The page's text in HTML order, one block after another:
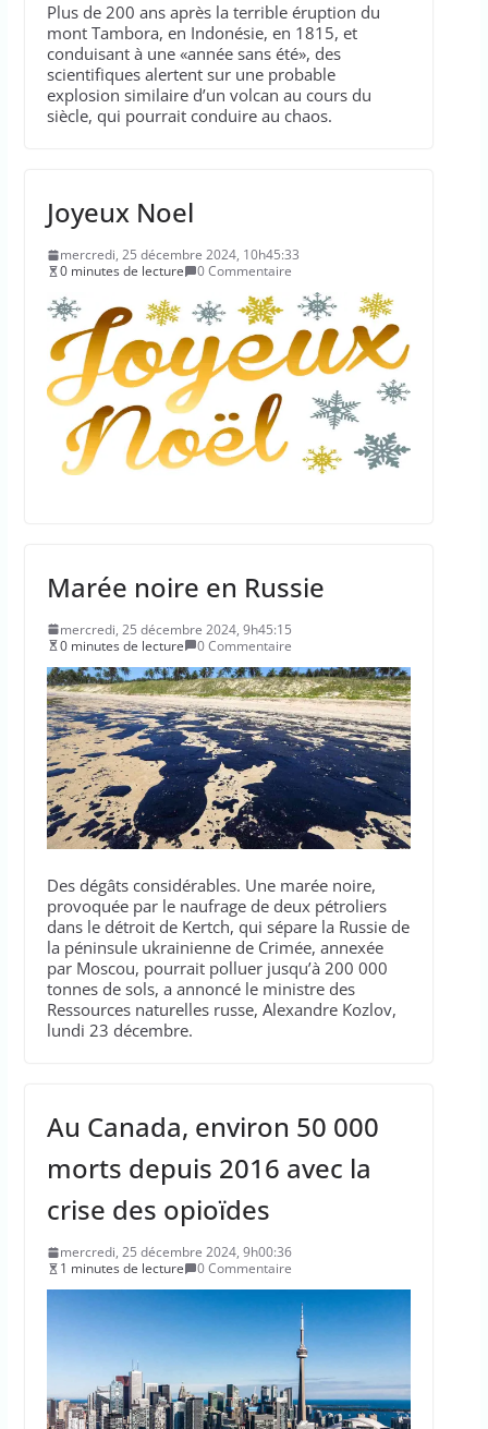
Plus de 200 ans après la terrible éruption du
mont Tambora, en Indonésie, en 1815, et
conduisant à une «année sans été», des
scientifiques alertent sur une probable
explosion similaire d’un volcan au cours du
siècle, qui pourrait conduire au chaos.
Joyeux Noel
mercredi, 25 décembre 2024, 10h45:33
0 minutes de lecture
0 Commentaire
Marée noire en Russie
mercredi, 25 décembre 2024, 9h45:15
0 minutes de lecture
0 Commentaire
Des dégâts considérables. Une marée noire,
provoquée par le naufrage de deux pétroliers
dans le détroit de Kertch, qui sépare la Russie de
la péninsule ukrainienne de Crimée, annexée
par Moscou, pourrait polluer jusqu’à 200 000
tonnes de sols, a annoncé le ministre des
Ressources naturelles russe, Alexandre Kozlov,
lundi 23 décembre.
Au Canada, environ 50 000
morts depuis 2016 avec la
crise des opioïdes
mercredi, 25 décembre 2024, 9h00:36
1 minutes de lecture
0 Commentaire